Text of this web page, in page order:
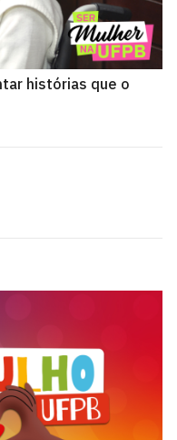
histórias que o